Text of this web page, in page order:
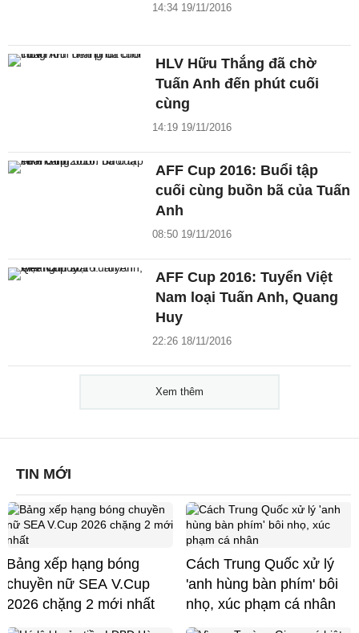
14:34 19/11/2016
HLV Hữu Thắng đã chờ
Tuấn Anh đến phút cuối
cùng
14:19 19/11/2016
AFF Cup 2016: Buổi tập
cuối cùng buồn bã của Tuấn
Anh
08:50 19/11/2016
AFF Cup 2016: Tuyển Việt
Nam loại Tuấn Anh, Quang
Huy
22:26 18/11/2016
Xem thêm
TIN MỚI
Bảng xếp hạng bóng
chuyền nữ SEA V.Cup
2026 chặng 2 mới nhất
Cách Trung Quốc xử lý
'anh hùng bàn phím' bôi
nhọ, xúc phạm cá nhân